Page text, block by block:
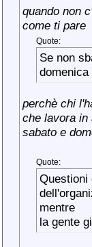
quando non
come ti pare
Quote:
Se non
perchè chi
che lavora
sabato e
Quote:
Questioni
mentre
la gente